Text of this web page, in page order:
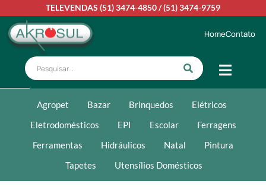
TELEVENDAS (51) 3474-4850/(51) 3474-9759
HomeContato
Agropet Bazar Brinquedos
Elétricos
Eletrodomésticos
EPI Escolar
Ferragens
Ferramentas
Hidráulicos Natal
Pintura
Tapetes
Utensílios Domésticos